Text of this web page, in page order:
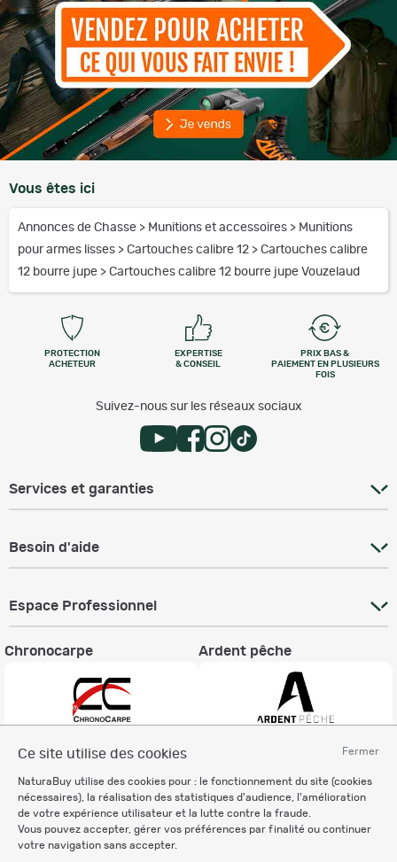
Fermer
Ce site utilise des cookies
NaturaBuy utilise des cookies pour : le fonctionnement du site (cookies
nécessaires), la réalisation des statistiques d'audience, l'amélioration
de votre expérience utilisateur et la lutte contre la fraude.
Vous pouvez accepter, gérer vos préférences par finalité ou continuer
votre navigation sans accepter.
Vous êtes ici
Annonces de Chasse > Munitions et accessoires > Munitions
pour armes lisses > Cartouches calibre 12 > Cartouches calibre
12 bourre jupe > Cartouches calibre 12 bourre jupe Vouzelaud
PROTECTION
ACHETEUR
EXPERTISE
& CONSEIL
PRIX BAS &
PAIEMENT EN PLUSIEURS
FOIS
Suivez-nous sur les réseaux sociaux
Services et garanties
Besoin d'aide
Espace Professionnel
Chronocarpe Ardent pêche
Charte éthique
Mentions légales
Règlement & Conditions d'utilisation
Politique de protection